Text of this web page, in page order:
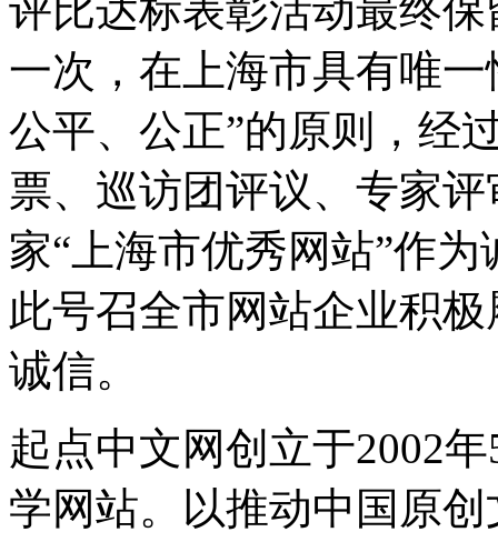
评比达标表彰活动最终
一次，在上海市具有唯
公平、公正”的原则，经
票、巡访团评议、专家
家“上海市优秀网站”作
此号召全市网站企业积
诚信。
起点中文网创立于2002
学网站。以推动中国原